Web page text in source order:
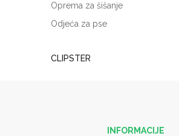
Oprema za šišanje
Odjeća za pse
CLIPSTER
INFORMACIJE